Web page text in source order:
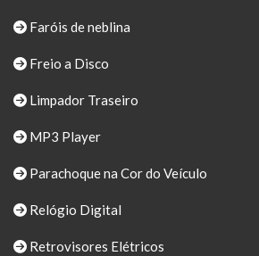
Faróis de neblina
Freio a Disco
Limpador Traseiro
MP3 Player
Parachoque na Cor do Veículo
Relógio Digital
Retrovisores Elétricos